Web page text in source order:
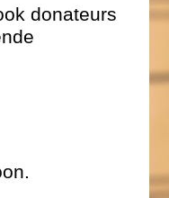
donateurs